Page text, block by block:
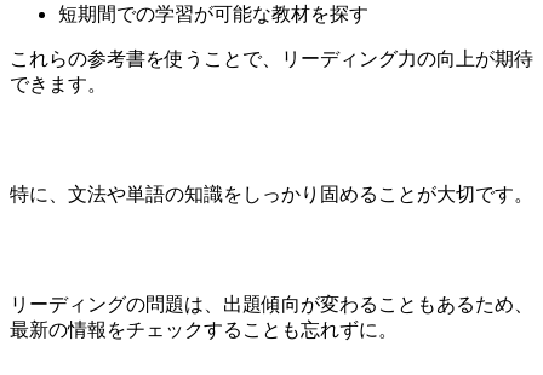
短期間での学習が可能な教材を探す
これらの参考書を使うことで、リーディング力の向上が期待
できます。
特に、文法や単語の知識をしっかり固めることが大切です。
リーディングの問題は、出題傾向が変わることもあるため、
最新の情報をチェックすることも忘れずに。